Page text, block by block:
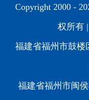
Copyright 2000 -
权所有 |
福建省福州市鼓楼
福建省福州市闽